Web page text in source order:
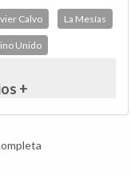
Calvo La Mesías
Unido
+